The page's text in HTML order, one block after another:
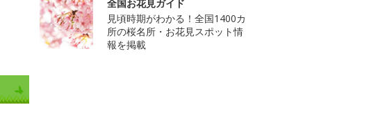
全国お花見ガイド
見頃時期がわかる！全国1400カ
所の桜名所・お花見スポット情
報を掲載